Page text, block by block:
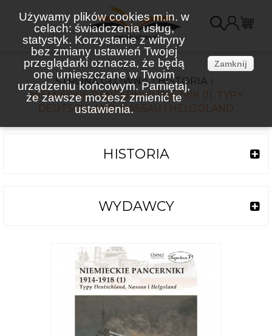
Używamy plików cookies m.in. w
celach: świadczenia usług,
statystyk. Korzystanie z witryny
bez zmiany ustawień Twojej
przeglądarki oznacza, że będą
one umieszczane w Twoim
urządzeniu końcowym. Pamiętaj,
że zawsze możesz zmienić te
ustawienia.
Zamknij
STRONA GŁÓWNA
HISTORIA
NIEMIECKIE PANCERNIKI 1914-1918 (1). TYPY
DEUTSCHLAND, NASSAU I HELGOLAND
HISTORIA
WYDAWCY